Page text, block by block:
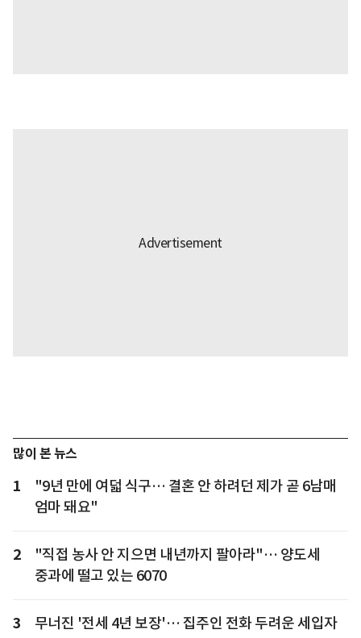
많이 본 뉴스
1
"9년 만에 여덟 식구… 결혼 안 하려던 제가 곧 6남매
엄마 돼요"
2
"직접 농사 안 지으면 내년까지 팔아라"… 양도세
중과에 떨고 있는 6070
3 무너진 '전세 4년 보장'… 집주인 전화 두려운 세입자